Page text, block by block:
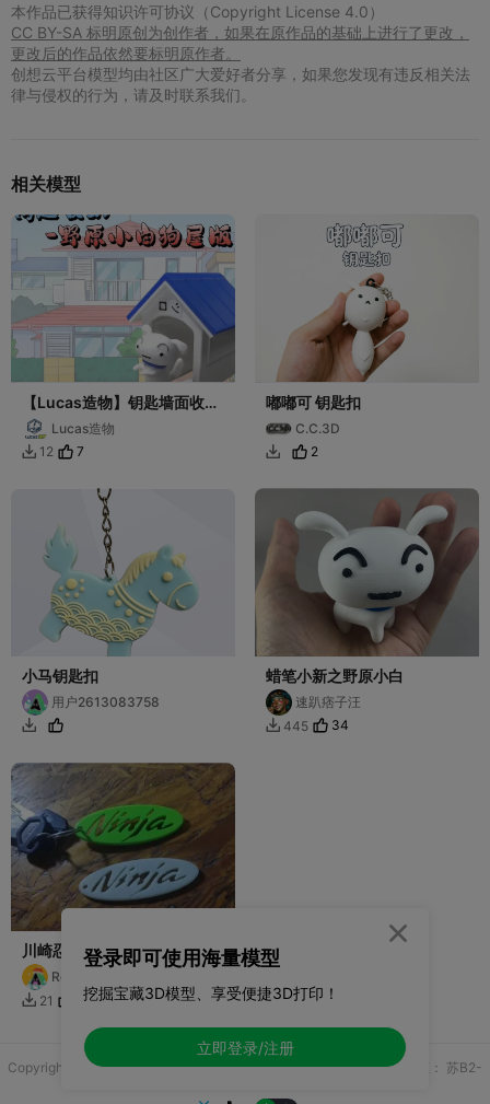
本作品已获得知识许可协议（Copyright License 4.0）
CC BY-SA 标明原创为创作者，如果在原作品的基础上进行了更改，
更改后的作品依然要标明原作者。
创想云平台模型均由社区广大爱好者分享，如果您发现有违反相关法
律与侵权的行为，请及时联系我们。
相关模型
【Lucas造物】钥匙墙面收纳
盒-野原小白版
Lucas造物
 12 7
嘟嘟可 钥匙扣
C.C.3D
 2
小马钥匙扣
用户2613083758

蜡笔小新之野原小白
速趴痞子汪
 445 34
川崎忍者钥匙扣
Rossi
 21 14
Copyright © 2025 无锡控博科技有限公司 版权所有增值电信业务许可证： 苏B2-
登录即可使用海量模型
挖掘宝藏3D模型、享受便捷3D打印！
立即登录/注册
